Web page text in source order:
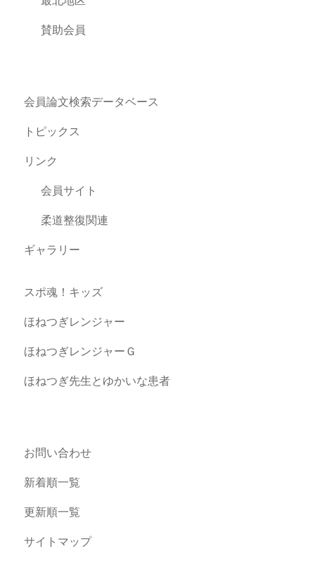
賛助会員
会員論文検索データベース
トピックス
リンク
会員サイト
柔道整復関連
ギャラリー
スポ魂！キッズ
ほねつぎレンジャー
ほねつぎレンジャーＧ
ほねつぎ先生とゆかいな患者
お問い合わせ
新着順一覧
更新順一覧
サイトマップ